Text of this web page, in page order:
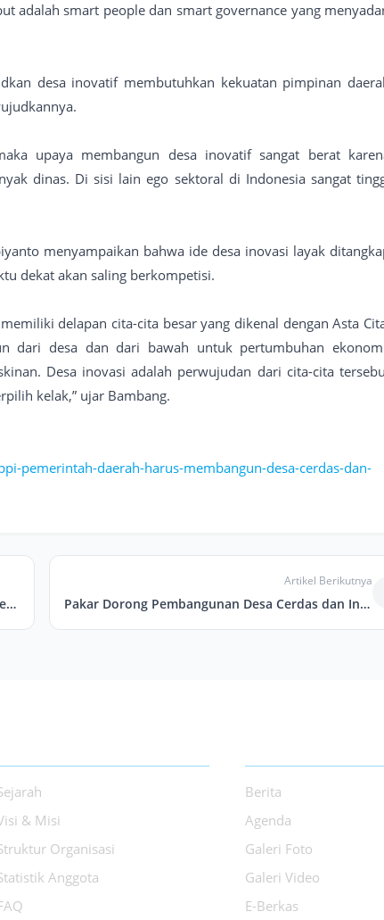
adalah smart people dan smart governance yang
desa inovatif membutuhkan kekuatan pimpinan
upaya membangun desa inovatif sangat berat
dinas. Di sisi lain ego sektoral di Indonesia sangat
menyampaikan bahwa ide desa inovasi layak
dekat akan saling berkompetisi.
delapan cita-cita besar yang dikenal dengan Asta
dari desa dan dari bawah untuk pertumbuhan
Desa inovasi adalah perwujudan dari cita-cita
kelak,” ujar Bambang.
pemerintah-daerah-harus-membangun-desa-cerdas-dan-
PPI DIY Geber Workshop, Tingkatkan Kualitas Peneliti BRIN
Artikel Berikutnya
Pakar Dorong Pembangunan Desa Cerdas dan Inovatif
& Misi
Organisasi
Anggota
Berita
Agenda
Galeri Foto
Galeri Video
E-Berkas